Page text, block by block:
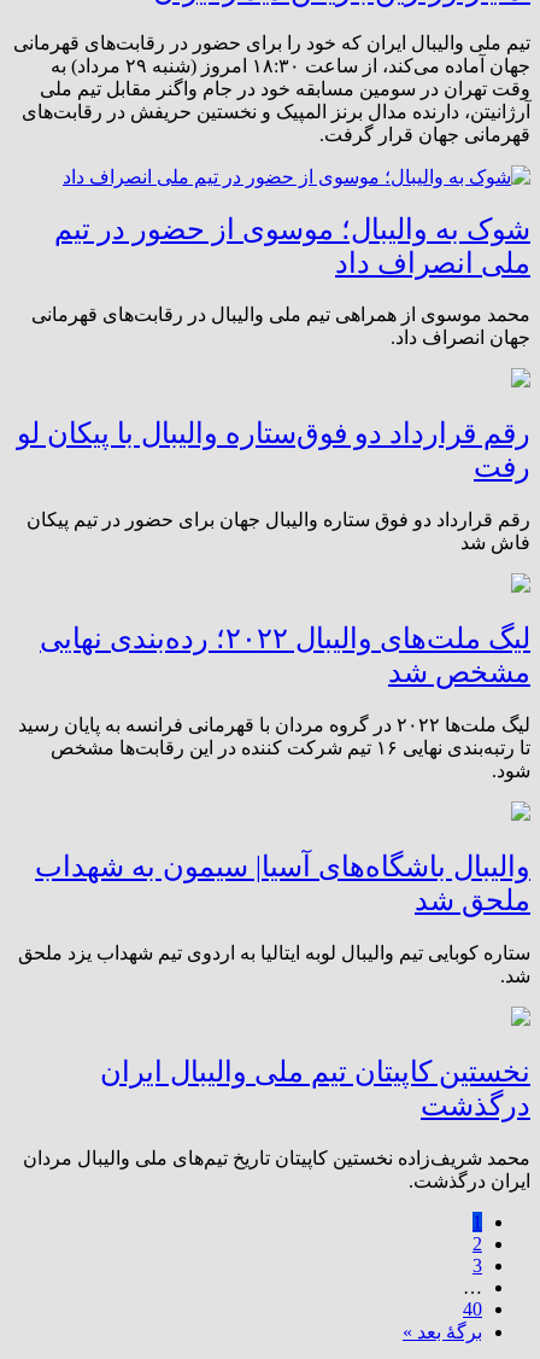
تیم ملی والیبال ایران که خود را برای حضور در رقابت‌های قهرمانی
جهان آماده می‌کند، از ساعت ۱۸:۳۰ امروز (شنبه ۲۹ مرداد) به
وقت تهران در سومین مسابقه خود در جام واگنر مقابل تیم ملی
آرژانیتن، دارنده مدال برنز المپیک و نخستین حریفش در رقابت‌های
قهرمانی جهان قرار گرفت.
شوک به والیبال؛ موسوی از حضور در تیم
ملی انصراف داد
محمد موسوی از همراهی تیم ملی والیبال در رقابت‌های قهرمانی
جهان انصراف داد.
رقم قرارداد دو فوق‌ستاره والیبال با پیکان لو
رفت
رقم قرارداد دو فوق ستاره والیبال جهان برای حضور در تیم پیکان
فاش شد
لیگ ملت‌های والیبال ۲۰۲۲؛ رده‌بندی نهایی
مشخص شد
لیگ ملت‌ها ۲۰۲۲ در گروه مردان با قهرمانی فرانسه به پایان رسید
تا رتبه‌بندی نهایی ۱۶ تیم شرکت کننده در این رقابت‌ها مشخص
شود.
والیبال باشگاه‌های آسیا| سیمون به شهداب
ملحق شد
ستاره کوبایی تیم والیبال لوبه ایتالیا به اردوی تیم شهداب یزد ملحق
شد.
نخستین کاپیتان تیم ملی والیبال ایران
درگذشت
محمد شریف‌زاده نخستین کاپیتان تاریخ تیم‌های ملی والیبال مردان
ایران درگذشت.
1
2
3
…
40
برگهٔ بعد »